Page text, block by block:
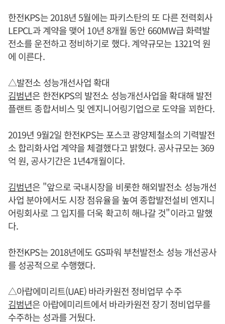
한전KPS는 2018년 5월에는 파키스탄의 또 다른 전력회사
LEPCL과 계약을 맺어 10년 8개월 동안 660MW급 화력발
전소를 운전하고 정비하기로 했다. 계약규모는 1321억 원
에 이른다.
△발전소 성능개선사업 확대
김범년은 한전KPS의 발전소 성능개선사업을 확대해 발전
플랜트 종합서비스 및 엔지니어링기업으로 도약을 꾀한다.
2019년 9월2일 한전KPS는 포스코 광양제철소의 기력발전
소 합리화사업 계약을 체결했다고 밝혔다. 공사규모는 369
억 원, 공사기간은 1년4개월이다.
김범년은 "앞으로 국내시장을 비롯한 해외발전소 성능개선
사업 분야에서도 시장 점유율을 높여 종합발전설비 엔지니
어링회사로 그 입지를 더욱 확고히 해나갈 것"이라고 말했
다.
한전KPS는 2018년에도 GS파워 부천발전소 성능 개선공사
를 성공적으로 수행했다.
△아랍에미리트(UAE) 바라카원전 정비업무 수주
김범년은 아랍에미리트에서 바라카원전 장기 정비업무를
수주하는 성과를 거뒀다.